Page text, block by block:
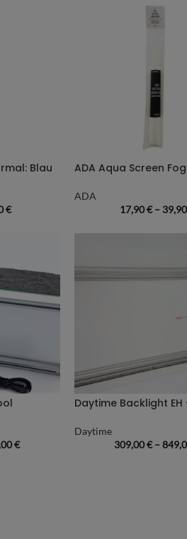
Blau
€
ADA
17,90€–
€
Daytime Backlight EH
Daytime
309,00€–